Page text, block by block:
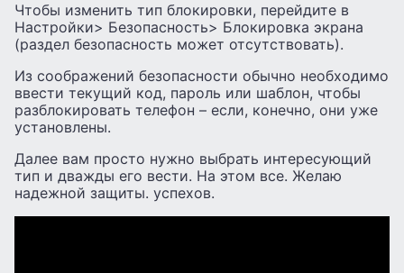
Чтобы изменить тип блокировки, перейдите в
Настройки> Безопасность> Блокировка экрана
(раздел безопасность может отсутствовать).
Из соображений безопасности обычно необходимо
ввести текущий код, пароль или шаблон, чтобы
разблокировать телефон – если, конечно, они уже
установлены.
Далее вам просто нужно выбрать интересующий
тип и дважды его вести. На этом все. Желаю
надежной защиты. успехов.